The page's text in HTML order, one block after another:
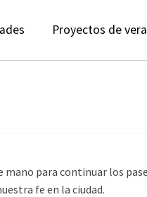
Proyectos de
para continuar los
fe en la ciudad.